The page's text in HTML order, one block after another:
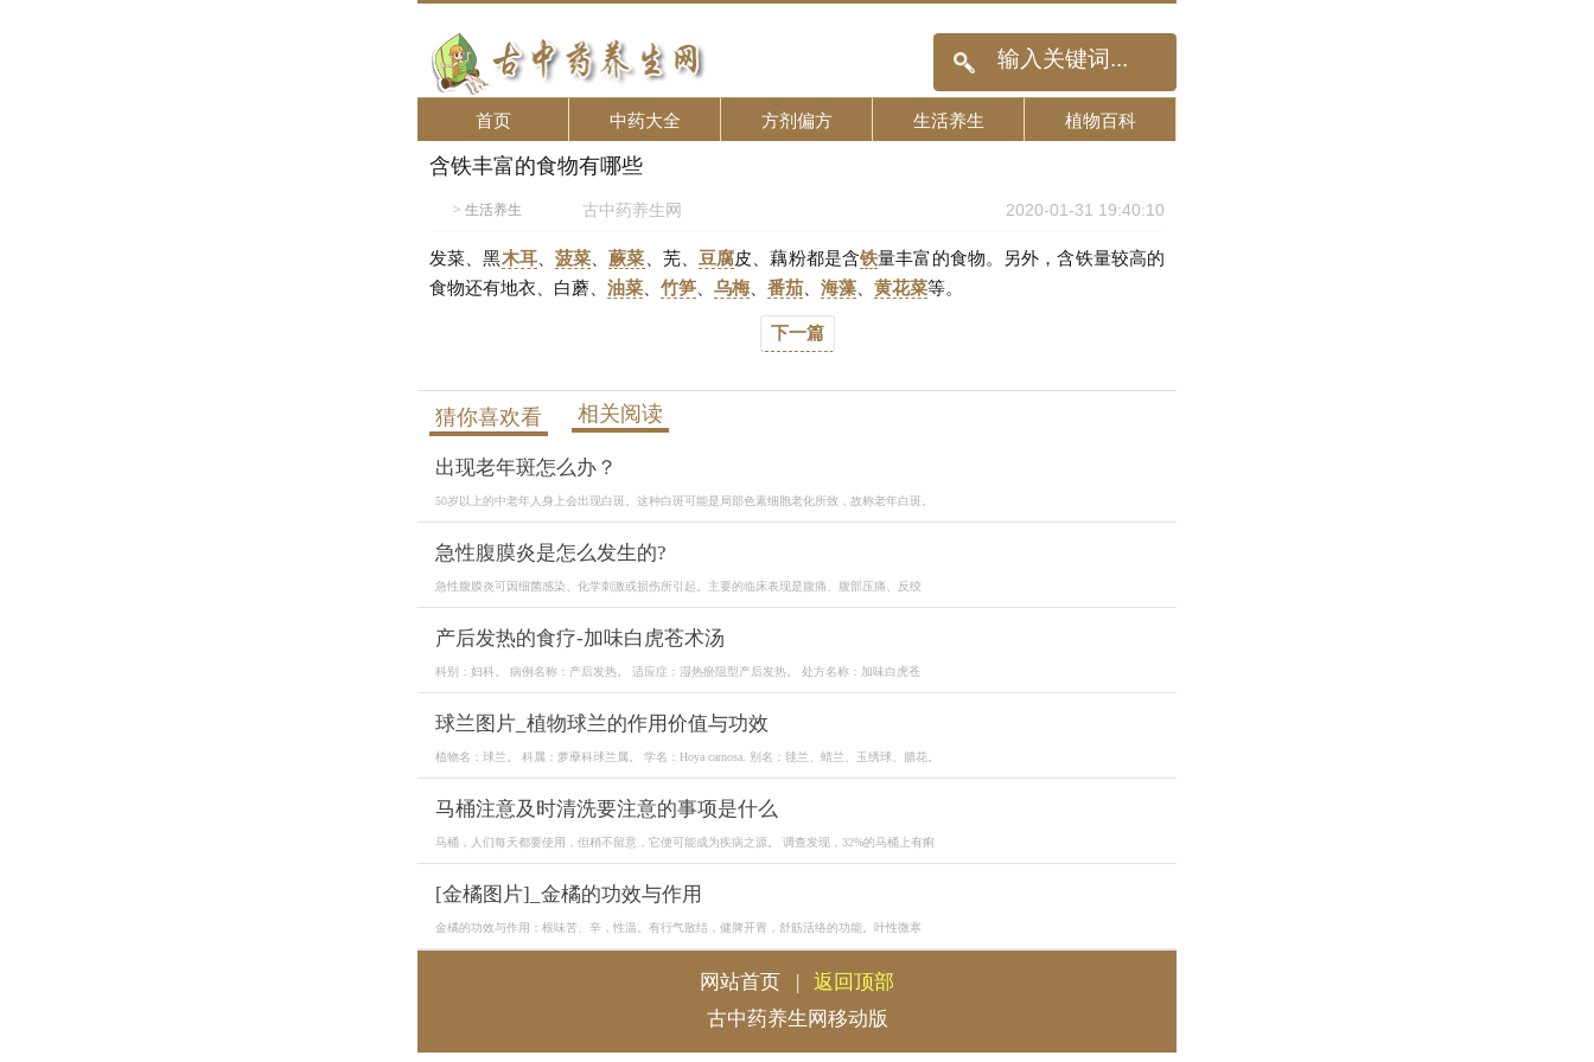
首页 中药大全 方剂偏方 生活养生 植物百科
含铁丰富的食物有哪些
> 生活养生 古中药养生网 2020-01-31 19:40:10
发菜、黑木耳、 菠菜 、蕨菜 、芜、 豆腐皮、藕粉都是含铁量丰富的食物。另外，含铁量较高的
食物还有地衣、白蘑、 油菜 竹笋 乌梅 番茄 海藻 黄花菜等。
下一篇
猜你喜欢看 相关阅读
出现老年斑怎么办？
50岁以上的中老年人身上会出现白斑。这种白斑可能是局部色素细胞老化所致，故称老年白斑。
急性腹膜炎是怎么发生的?
急性腹膜炎可因细菌感染、化学刺激或损伤所引起。主要的临床表现是腹痛、腹部压痛、反绞
产后发热的食疗-加味白虎苍术汤
科别：妇科。 病例名称：产后发热。 适应症：湿热瘀阻型产后发热。 处方名称：加味白虎苍
球兰图片_植物球兰的作用价值与功效
植物名：球兰。 科属：萝藦科球兰属。 学名：Hoya carnosa. 别名：毬兰、蜡兰、玉绣球、腊花。
马桶注意及时清洗要注意的事项是什么
马桶，人们每天都要使用，但稍不留意，它便可能成为疾病之源。 调查发现，32%的马桶上有痢
[金橘图片]_金橘的功效与作用
金橘的功效与作用：根味苦、辛，性温。有行气散结，健脾开胃，舒筋活络的功能。叶性微寒
网站首页
返回顶部
古中药养生网移动版